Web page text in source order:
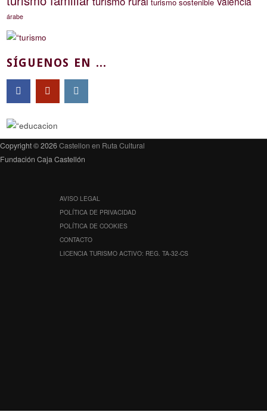
árabe
SÍGUENOS EN ...
Copyright © 2026Castellon en Ruta Cultural
Fundación Caja Castellón
AVISO LEGAL
POLÍTICA DE PRIVACIDAD
POLÍTICA DE COOKIES
CONTACTO
LICENCIA TURISMO ACTIVO: REG. TA-32-CS